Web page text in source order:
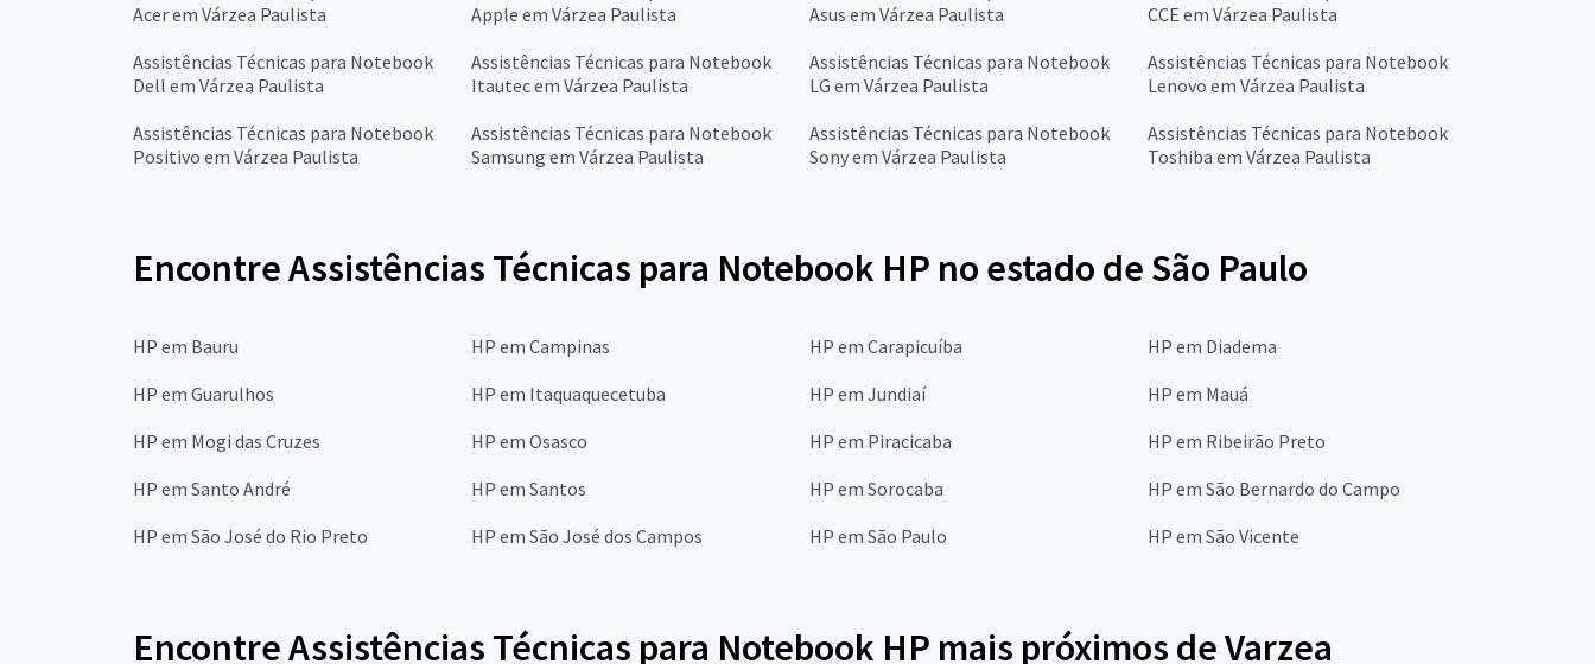
Acer em Várzea Paulista
Apple em Várzea Paulista
Asus em Várzea Paulista
CCE em Várzea Paulista
Assistências Técnicas para Notebook
Dell em Várzea Paulista
Assistências Técnicas para Notebook
Itautec em Várzea Paulista
Assistências Técnicas para Notebook
LG em Várzea Paulista
Assistências Técnicas para Notebook
Lenovo em Várzea Paulista
Assistências Técnicas para Notebook
Positivo em Várzea Paulista
Assistências Técnicas para Notebook
Samsung em Várzea Paulista
Assistências Técnicas para Notebook
Sony em Várzea Paulista
Assistências Técnicas para Notebook
Toshiba em Várzea Paulista
Encontre Assistências Técnicas para Notebook HP no estado de São Paulo
HP em Bauru HP em Campinas HP em Carapicuíba
HP em Diadema
HP em Guarulhos
HP em Itaquaquecetuba HP em Jundiaí
HP em Mauá
HP em Mogi das Cruzes
HP em Osasco HP em Piracicaba
HP em Ribeirão Preto
HP em Santo André
HP em Santos HP em Sorocaba
HP em São Bernardo do Campo
HP em São José do Rio Preto
HP em São José dos Campos HP em São Paulo HP em São Vicente
Encontre Assistências Técnicas para Notebook HP mais próximos de Varzea